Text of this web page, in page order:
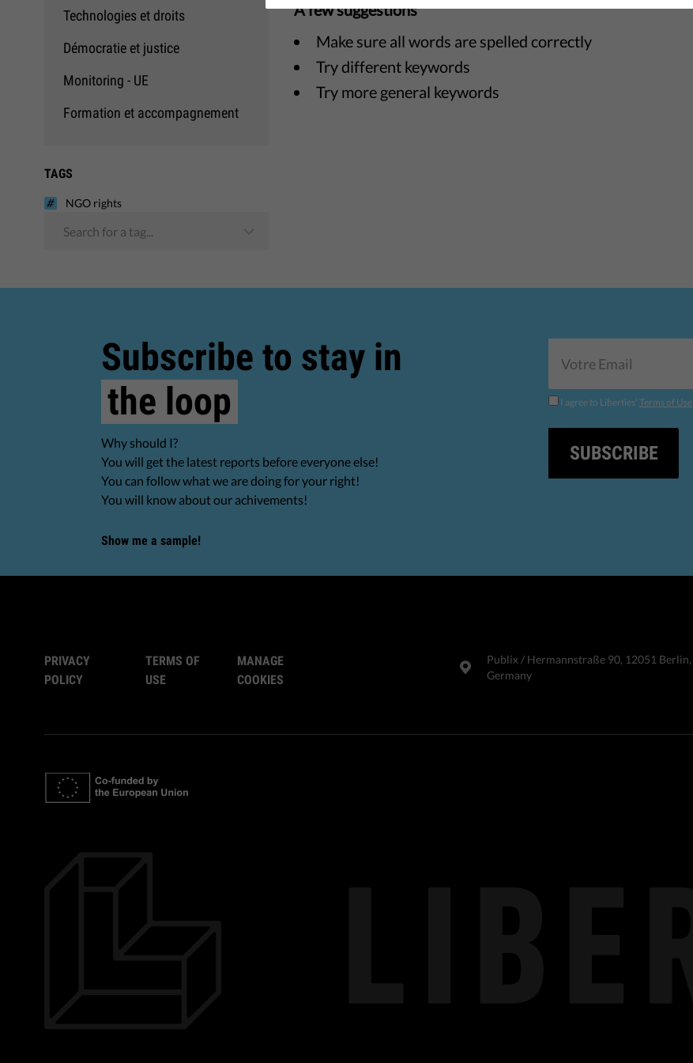
Technologies et droits
Démocratie et justice
Monitoring - UE
Formation et accompagnement
TAGS
NGO rights
Search for a tag...
A few suggestions
Make sure all words are spelled correctly
Try different keywords
Try more general keywords
Subscribe to stay in
the loop
Why should I?
You will get the latest reports before everyone else!
You can follow what we are doing for your right!
You will know about our achivements!
Show me a sample!
I agree to Liberties' Terms of Use
SUBSCRIBE
PRIVACY
POLICY
TERMS OF
USE
MANAGE
COOKIES
Publix​ / Hermannstraße 90, 12051 Berlin,
Germany